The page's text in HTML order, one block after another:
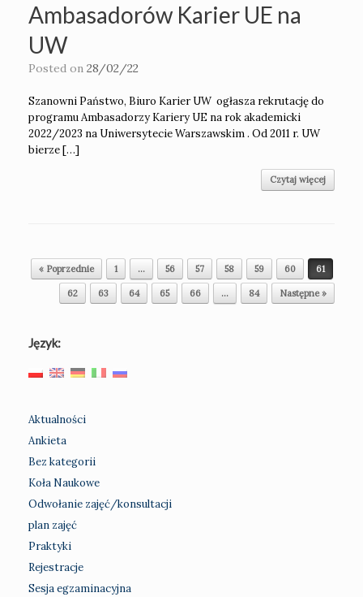
Ambasadorów Karier UE na
UW
Posted on 28/02/22
Szanowni Państwo, Biuro Karier UW ogłasza rekrutację do
programu Ambasadorzy Kariery UE na rok akademicki
2022/2023 na Uniwersytecie Warszawskim . Od 2011 r. UW
bierze […]
Czytaj więcej
Post navigation
« Poprzednie 1 … 56 57 58 59 60 61
62 63 64 65 66 … 84 Następne »
Język:
Aktualności
Ankieta
Bez kategorii
Koła Naukowe
Odwołanie zajęć/konsultacji
plan zajęć
Praktyki
Rejestracje
Sesja egzaminacyjna